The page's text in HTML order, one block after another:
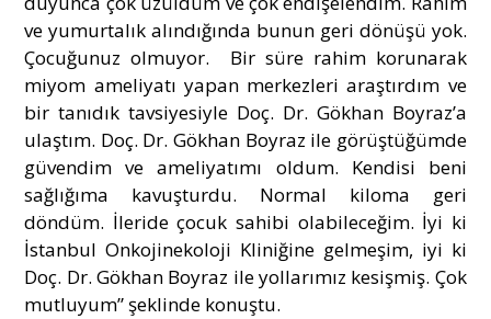
ve yumurtalık alındığında bunun geri dönüşü yok.
Çocuğunuz olmuyor. Bir süre rahim korunarak
miyom ameliyatı yapan merkezleri araştırdım ve
bir tanıdık tavsiyesiyle Doç. Dr. Gökhan Boyraz’a
ulaştım. Doç. Dr. Gökhan Boyraz ile görüştüğümde
güvendim ve ameliyatımı oldum. Kendisi beni
sağlığıma kavuşturdu. Normal kiloma geri
döndüm. İleride çocuk sahibi olabileceğim. İyi ki
İstanbul Onkojinekoloji Kliniğine gelmeşim, iyi ki
Doç. Dr. Gökhan Boyraz ile yollarımız kesişmiş. Çok
mutluyum” şeklinde konuştu.